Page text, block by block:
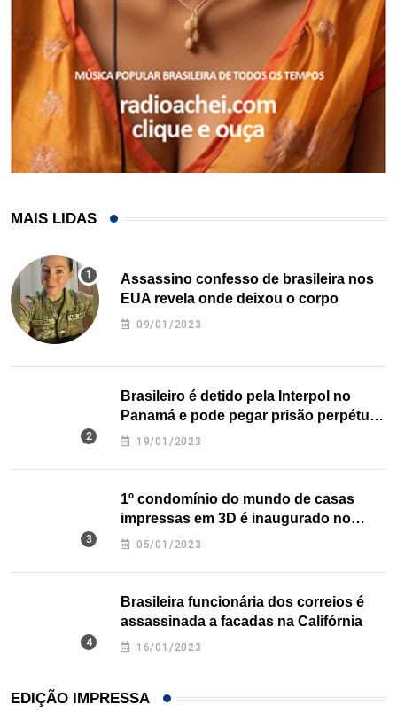
MAIS LIDAS
Assassino confesso de brasileira nos
EUA revela onde deixou o corpo
09/01/2023
Brasileiro é detido pela Interpol no
Panamá e pode pegar prisão perpétua
nos EUA
19/01/2023
1º condomínio do mundo de casas
impressas em 3D é inaugurado no
Texas
05/01/2023
Brasileira funcionária dos correios é
assassinada a facadas na Califórnia
16/01/2023
EDIÇÃO IMPRESSA